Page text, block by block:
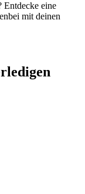
Entdecke eine
mit deinen